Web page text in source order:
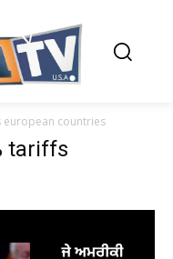
european countries
tariffs